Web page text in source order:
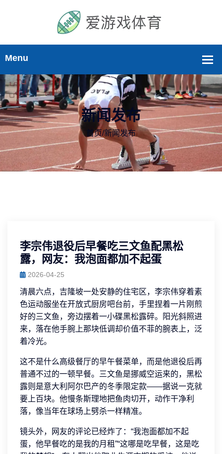
新闻发布
首页/新闻发布
李宗伟退役后早餐吃三文鱼配黑松
露，网友：我泡面都加不起蛋
2026-04-25
清晨六点，吉隆坡一处安静的住宅区，李宗伟穿着素
色运动服坐在开放式厨房吧台前，手里捏着一片刚煎
好的三文鱼，旁边摆着一小碟黑松露碎。阳光斜照进
来，落在他手腕上那块低调却价值不菲的腕表上，泛
着冷光。
这不是什么高级餐厅的早午餐菜单，而是他退役后再
普通不过的一顿早餐。三文鱼是挪威空运来的，黑松
露则是意大利阿尔巴产的冬季限定款——据说一克就
要上百块。他慢条斯理地把鱼肉切开，动作干净利
落，像当年在球场上劈杀一样精准。
镜头外，网友的评论已经炸了：“我泡面都加不起
蛋，他早餐吃的是我的月租”“这哪是吃早餐，这是吃